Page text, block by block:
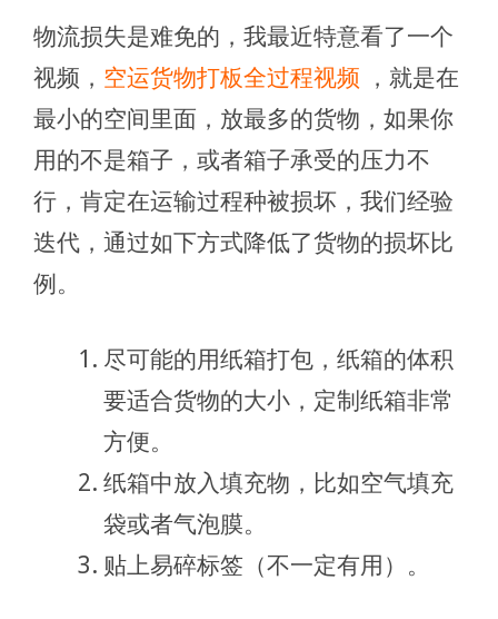
物流损失是难免的，我最近特意看了一个
视频， 空运货物打板全过程视频 ，就是在
最小的空间里面，放最多的货物，如果你
用的不是箱子，或者箱子承受的压力不
行，肯定在运输过程种被损坏，我们经验
迭代，通过如下方式降低了货物的损坏比
例。
尽可能的用纸箱打包，纸箱的体积
要适合货物的大小，定制纸箱非常
方便。
纸箱中放入填充物，比如空气填充
袋或者气泡膜。
贴上易碎标签（不一定有用）。